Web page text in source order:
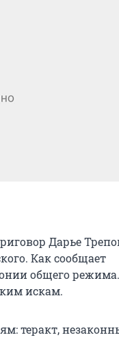
Дарье
Как сообщает
общего
искам.
теракт,